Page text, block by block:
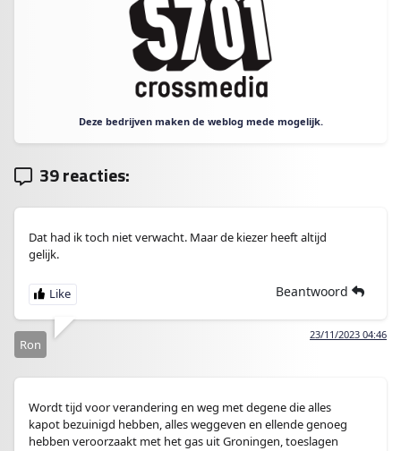
Deze bedrijven maken de weblog mede mogelijk.
39 reacties:
Dat had ik toch niet verwacht. Maar de kiezer heeft altijd
gelijk.
Beantwoord
23/11/2023 04:46
Ron
Wordt tijd voor verandering en weg met degene die alles
kapot bezuinigd hebben, alles weggeven en ellende genoeg
hebben veroorzaakt met het gas uit Groningen, toeslagen